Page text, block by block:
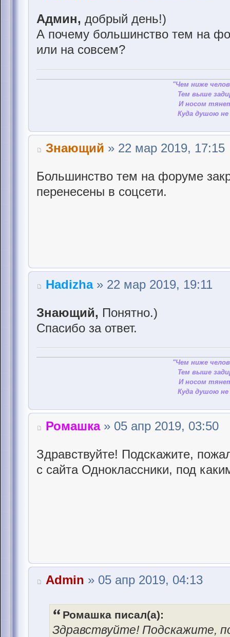
Админ, добрый день!)
А почему большинство тем на
или на совсем?
"Чем ниже
Тем выше
И носом
Куда душою
Знающий » 22 мар 2019, 17:15
Большинство тем на форуме
перенесены в соцсети.
Hadizha» 22 мар 2019, 19:11
Знающий, Понятно.)
Спасибо за ответ.
"Чем ниже
Тем выше
И носом
Куда душою
Ромашка» 05 апр 2019, 03:50
Здравствуйте! Подскажите,
с сайта Одноклассники, под
Admin » 05 апр 2019, 04:13
Ромашка писал(а):
Здравствуйте! Подскажите,